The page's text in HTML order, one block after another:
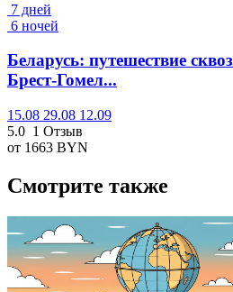
7 дней
6 ночей
Беларусь: путешествие
Брест-Гомел...
15.08 29.08 12.09
5.0 1 Отзыв
от 1663 BYN
Смотрите также